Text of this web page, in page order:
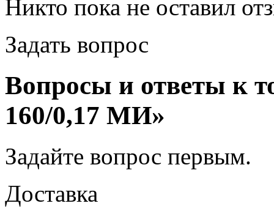
Никто пока не оставил
Задать вопрос
Вопросы и ответы к
160/0,17 МИ»
Задайте вопрос первым.
Доставка